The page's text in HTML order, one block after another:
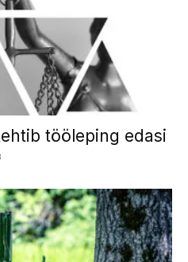
tööleping edasi